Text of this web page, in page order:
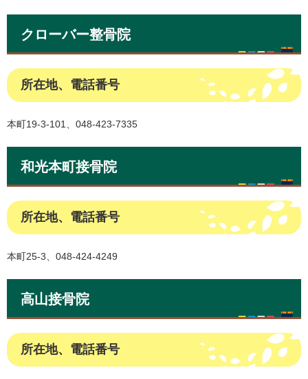
クローバー整骨院
所在地、電話番号
本町19-3-101、048-423-7335
和光本町接骨院
所在地、電話番号
本町25-3、048-424-4249
高山接骨院
所在地、電話番号